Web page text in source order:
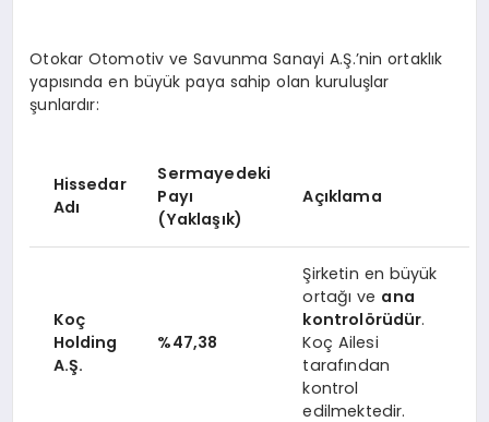
Otokar Otomotiv ve Savunma Sanayi A.Ş.’nin ortaklık
yapısında en büyük paya sahip olan kuruluşlar
şunlardır:
Hissedar
Adı
Sermayedeki
Payı
(Yaklaşık)
Açıklama
Koç
Holding
A.Ş.
%47,38
Şirketin en büyük
ortağı ve ana
kontrolörüdür.
Koç Ailesi
tarafından
kontrol
edilmektedir.